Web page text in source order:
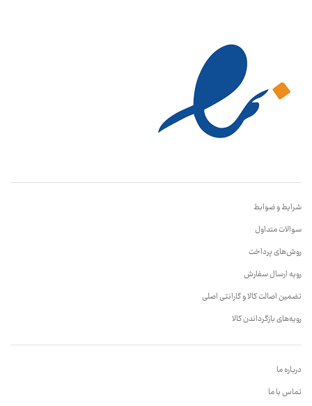
شرایط و ضوابط
سوالات متداول
روش‌های پرداخت
رویه ارسال سفارش
تضمین اصالت کالا و گارانتی اصلی
رویه‌های بازگرداندن کالا
درباره ما
تماس با ما